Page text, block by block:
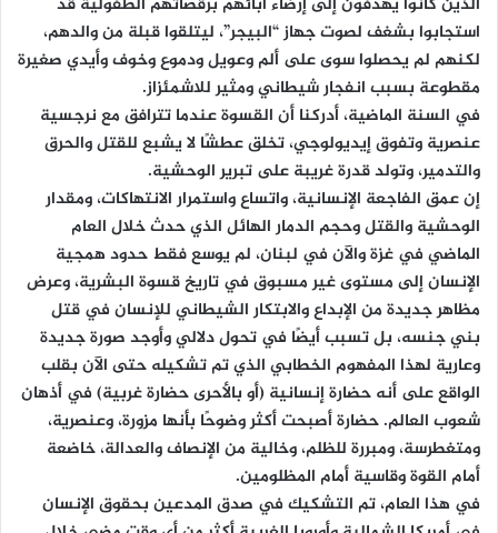
استجابوا بشغف لصوت جهاز “البیجر”، ليتلقوا قبلة من والدهم،
لكنهم لم يحصلوا سوى على ألم وعويل ودموع وخوف وأيدي صغيرة
مقطوعة بسبب انفجار شيطاني ومثير للاشمئزاز.
في السنة الماضية، أدركنا أن القسوة عندما تترافق مع نرجسية
عنصرية وتفوق إيديولوجي، تخلق عطشًا لا يشبع للقتل والحرق
والتدمير، وتولد قدرة غريبة على تبرير الوحشية.
إن عمق الفاجعة الإنسانية، واتساع واستمرار الانتهاكات، ومقدار
الوحشية والقتل وحجم الدمار الهائل الذي حدث خلال العام
الماضي في غزة والآن في لبنان، لم يوسع فقط حدود همجية
الإنسان إلى مستوى غير مسبوق في تاريخ قسوة البشرية، وعرض
مظاهر جديدة من الإبداع والابتكار الشيطاني للإنسان في قتل
بني جنسه، بل تسبب أيضًا في تحول دلالي وأوجد صورة جديدة
وعارية لهذا المفهوم الخطابي الذي تم تشكيله حتى الآن بقلب
الواقع على أنه حضارة إنسانية (أو بالأحرى حضارة غربية) في أذهان
شعوب العالم. حضارة أصبحت أكثر وضوحًا بأنها مزورة، وعنصرية،
ومتغطرسة، ومبررة للظلم، وخالية من الإنصاف والعدالة، خاضعة
أمام القوة وقاسية أمام المظلومين.
في هذا العام، تم التشكيك في صدق المدعين بحقوق الإنسان